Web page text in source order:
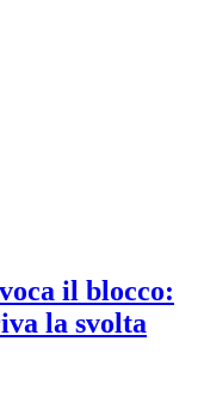
il blocco:
la svolta